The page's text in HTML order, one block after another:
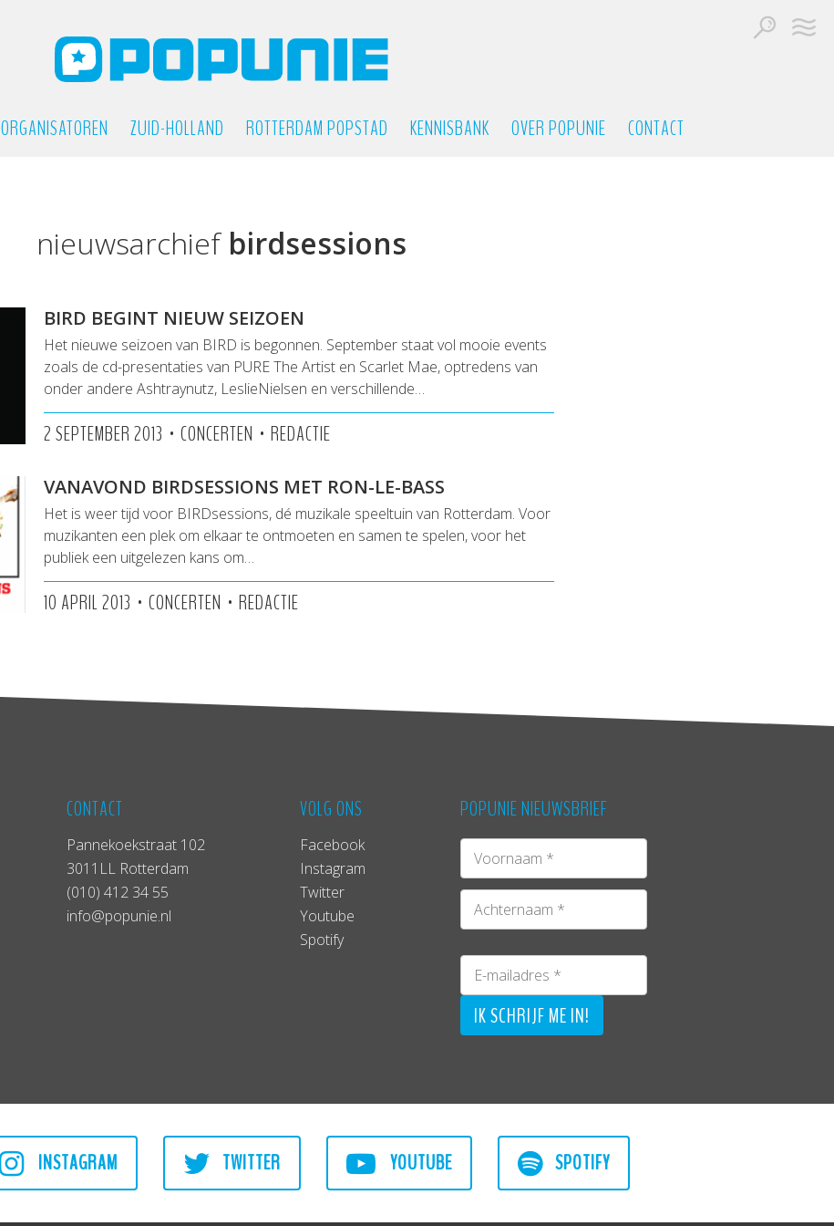
ORGANISATOREN ZUID-HOLLAND ROTTERDAM POPSTAD KENNISBANK OVER POPUNIE CONTACT
nieuwsarchief birdsessions
BIRD BEGINT NIEUW SEIZOEN
Het nieuwe seizoen van BIRD is begonnen. September staat vol mooie events
zoals de cd-presentaties van PURE The Artist en Scarlet Mae, optredens van
onder andere Ashtraynutz, LeslieNielsen en verschillende…
2 SEPTEMBER 2013 • CONCERTEN • REDACTIE
VANAVOND BIRDSESSIONS MET RON-LE-BASS
Het is weer tijd voor BIRDsessions, dé muzikale speeltuin van Rotterdam. Voor
muzikanten een plek om elkaar te ontmoeten en samen te spelen, voor het
publiek een uitgelezen kans om…
10 APRIL 2013 • CONCERTEN • REDACTIE
CONTACT
Pannekoekstraat 102
3011LL Rotterdam
(010) 412 34 55
info@popunie.nl
VOLG ONS
Facebook
Instagram
Twitter
Youtube
Spotify
POPUNIE NIEUWSBRIEF
INSTAGRAM TWITTER YOUTUBE SPOTIFY